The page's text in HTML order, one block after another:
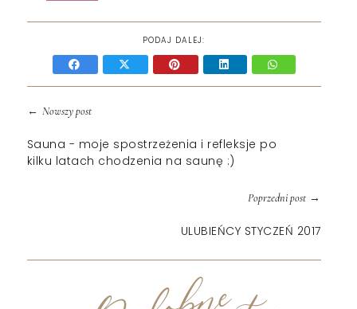
PODAJ DALEJ:
← Nowszy post
Sauna - moje spostrzeżenia i refleksje po
kilku latach chodzenia na saunę :)
Poprzedni post→
ULUBIEŃCY STYCZEŃ 2017